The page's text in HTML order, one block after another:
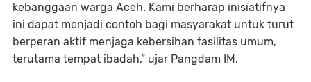
kebanggaan warga Aceh. Kami berharap inisiatifnya
ini dapat menjadi contoh bagi masyarakat untuk turut
berperan aktif menjaga kebersihan fasilitas umum,
terutama tempat ibadah,” ujar Pangdam IM.